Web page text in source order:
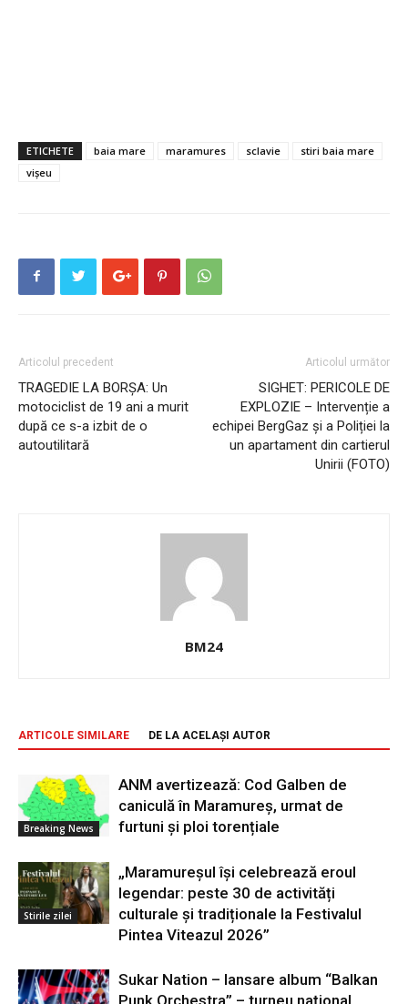
ETICHETE baia mare maramures sclavie
stiri baia mare
vișeu
Articolul precedent
TRAGEDIE LA BORȘA: Un
motociclist de 19 ani a murit
după ce s-a izbit de o
autoutilitară
Articolul următor
SIGHET: PERICOLE DE
EXPLOZIE – Intervenție a
echipei BergGaz și a Poliției la
un apartament din cartierul
Unirii (FOTO)
BM24
ARTICOLE SIMILARE DE LA ACELAȘI AUTOR
Breaking News
ANM avertizează: Cod Galben de
caniculă în Maramureș, urmat de
furtuni și ploi torențiale
Stirile zilei
„Maramureșul își celebrează eroul
legendar: peste 30 de activități
culturale și tradiționale la Festivalul
Pintea Viteazul 2026”
Sukar Nation – lansare album “Balkan
Punk Orchestra” – turneu național